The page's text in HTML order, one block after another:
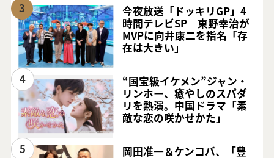
3
今夜放送「ドッキリGP」4
時間テレビSP 東野幸治が
MVPに向井康二を指名「存
在は大きい」
4
“国宝級イケメン”ジャン・
リンホー、癒やしのスパダ
リを熱演。中国ドラマ「素
敵な恋の咲かせかた」
5
岡田准一＆ケンコバ、「豊